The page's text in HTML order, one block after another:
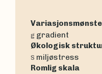
g gradient
Økologisk
S miljøstress
Romlig skala